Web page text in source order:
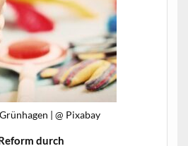
| @ Pixabay
durch